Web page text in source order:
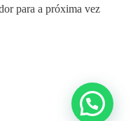
para a próxima vez